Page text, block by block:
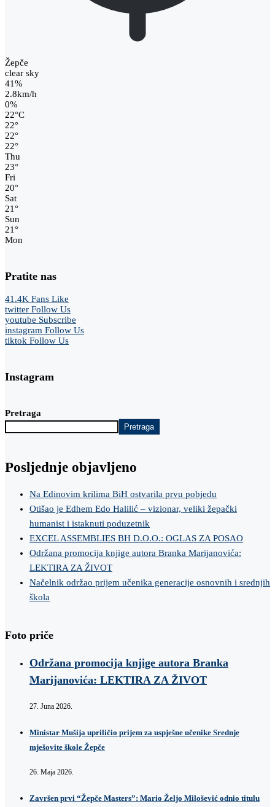
Žepče
clear sky
41%
2.8km/h
0%
22°C
22°
22°
22°
Thu
23°
Fri
20°
Sat
21°
Sun
21°
Mon
Pratite nas
41.4K Fans Like
twitter Follow Us
youtube Subscribe
instagram Follow Us
tiktok Follow Us
Instagram
Pretraga
Pretraga
Posljednje objavljeno
Na Edinovim krilima BiH ostvarila prvu pobjedu
Otišao je Edhem Edo Halilić – vizionar, veliki žepački
humanist i istaknuti poduzetnik
EXCEL ASSEMBLIES BH D.O.O.: OGLAS ZA POSAO
Održana promocija knjige autora Branka Marijanovića:
LEKTIRA ZA ŽIVOT
Načelnik održao prijem učenika generacije osnovnih i srednjih
škola
Foto priče
Održana promocija knjige autora Branka
Marijanovića: LEKTIRA ZA ŽIVOT
27. Juna 2026.
Ministar Mušija upriličio prijem za uspješne učenike Srednje
mješovite škole Žepče
26. Maja 2026.
Završen prvi “Žepče Masters”: Mario Željo Milošević odnio titulu